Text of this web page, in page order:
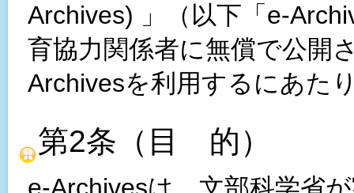
Archives) 」（以下「e-
育協力関係者に無償で公開
Archivesを利用するにあた
第2条（目 的）